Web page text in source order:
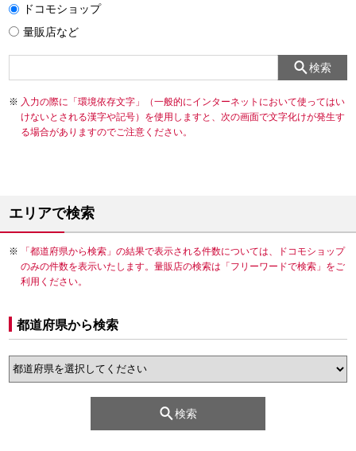
ドコモショップ
量販店など
検索
入力の際に「環境依存文字」（一般的にインターネットにおいて使ってはい
けないとされる漢字や記号）を使用しますと、次の画面で文字化けが発生す
る場合がありますのでご注意ください。
エリアで検索
「都道府県から検索」の結果で表示される件数については、ドコモショップ
のみの件数を表示いたします。量販店の検索は「フリーワードで検索」をご
利用ください。
都道府県から検索
検索